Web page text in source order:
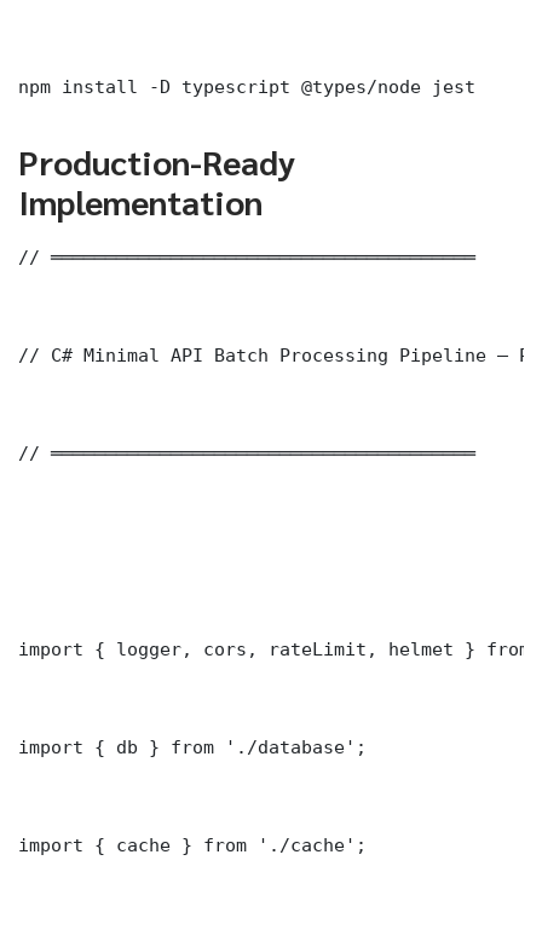
npm install -D typescript @types/node jest
Production-Ready
Implementation
// ═══════════════════════════════════════
// C# Minimal API Batch Processing Pipeline —
// ═══════════════════════════════════════
import { logger, cors, rateLimit, helmet } from
import { db } from './database';
import { cache } from './cache';